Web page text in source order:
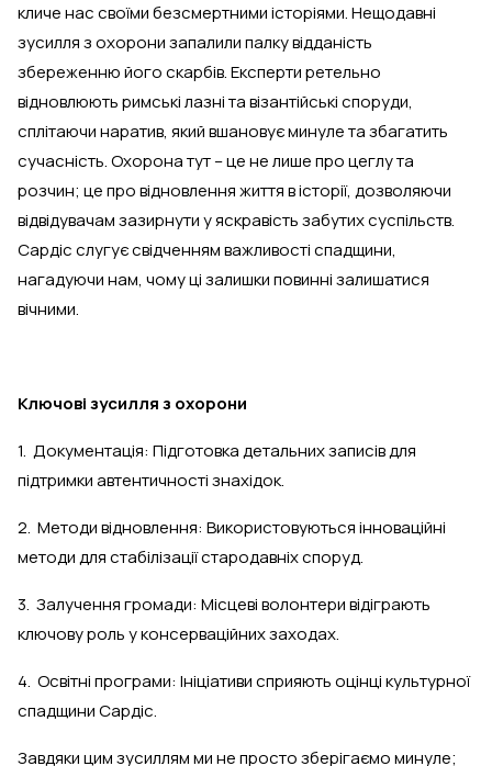
кличе нас своїми безсмертними історіями. Нещодавні
зусилля з охорони запалили палку відданість
збереженню його скарбів. Експерти ретельно
відновлюють римські лазні та візантійські споруди,
сплітаючи наратив, який вшановує минуле та збагатить
сучасність. Охорона тут – це не лише про цеглу та
розчин; це про відновлення життя в історії, дозволяючи
відвідувачам зазирнути у яскравість забутих суспільств.
Сардіс слугує свідченням важливості спадщини,
нагадуючи нам, чому ці залишки повинні залишатися
вічними.
Ключові зусилля з охорони
1. Документація: Підготовка детальних записів для
підтримки автентичності знахідок.
2. Методи відновлення: Використовуються інноваційні
методи для стабілізації стародавніх споруд.
3. Залучення громади: Місцеві волонтери відіграють
ключову роль у консерваційних заходах.
4. Освітні програми: Ініціативи сприяють оцінці культурної
спадщини Сардіс.
Завдяки цим зусиллям ми не просто зберігаємо минуле;